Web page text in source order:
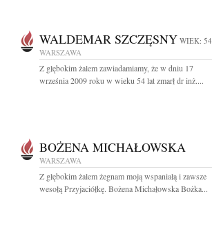
WALDEMAR SZCZĘSNY WIEK: 54
WARSZAWA
Z głębokim żalem zawiadamiamy, że w dniu 17
września 2009 roku w wieku 54 lat zmarł dr inż....
BOŻENA MICHAŁOWSKA
WARSZAWA
Z głębokim żalem żegnam moją wspaniałą i zawsze
wesołą Przyjaciółkę. Bożena Michałowska Bożka...